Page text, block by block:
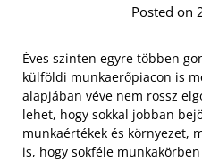
Posted on
Éves szinten egyre többen
külföldi munkaerőpiacon is
alapjában véve nem rossz
lehet, hogy sokkal jobban
munkaértékek és környezet,
is, hogy sokféle